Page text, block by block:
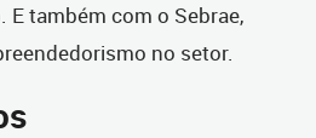
E também com o Sebrae,
no setor.